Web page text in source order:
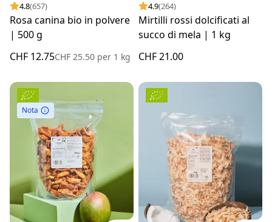
4.8(657)
Rosa canina bio in polvere
| 500 g
CHF 12.75CHF 25.50 per 1 kg
4.9(264)
Mirtilli rossi dolcificati al
succo di mela | 1 kg
CHF 21.00
Nota